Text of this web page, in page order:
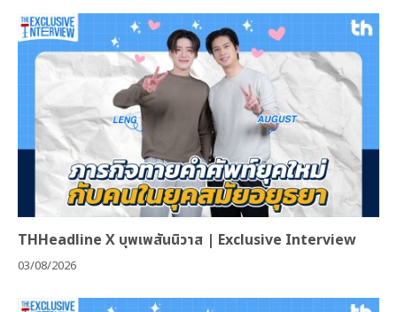
THHeadline X บุพเพสันนิวาส | Exclusive Interview
03/08/2026